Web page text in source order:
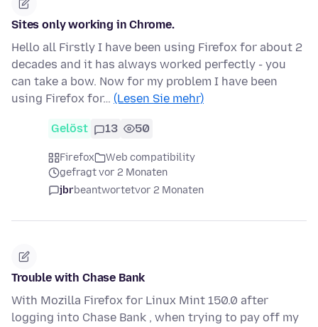
Sites only working in Chrome.
Hello all Firstly I have been using Firefox for about 2
decades and it has always worked perfectly - you
can take a bow. Now for my problem I have been
using Firefox for… (Lesen Sie mehr)
Gelöst 13 50
Firefox
Web compatibility
gefragt vor 2 Monaten
jbrbeantwortetvor 2 Monaten
Trouble with Chase Bank
With Mozilla Firefox for Linux Mint 150.0 after
logging into Chase Bank , when trying to pay off my